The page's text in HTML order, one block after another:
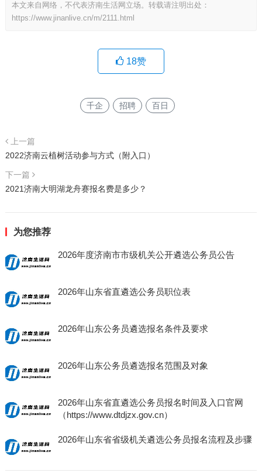
本文来自网络，不代表济南生活网立场。转载请注明出处：
https://www.jinanlive.cn/m/2111.html
18赞
千企 招聘 百日
上一篇
2022济南云植树活动参与方式（附入口）
下一篇
2021济南大明湖龙舟赛报名费是多少？
为您推荐
2026年度济南市市级机关公开遴选公务员公告
2026年山东省直遴选公务员职位表
2026年山东公务员遴选报名条件及要求
2026年山东公务员遴选报名范围及对象
2026年山东省直遴选公务员报名时间及入口官网
（https://www.dtdjzx.gov.cn）
2026年山东省省级机关遴选公务员报名流程及步骤